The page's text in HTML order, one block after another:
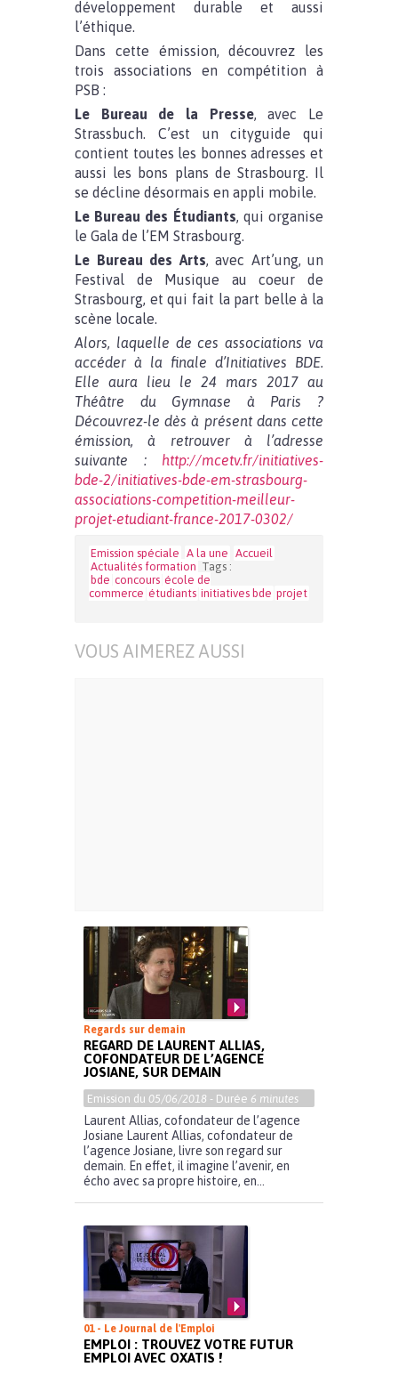
développement durable et aussi
l’éthique.
Dans cette émission, découvrez les
trois associations en compétition à
PSB :
Le Bureau de la Presse, avec Le
Strassbuch. C’est un cityguide qui
contient toutes les bonnes adresses et
aussi les bons plans de Strasbourg. Il
se décline désormais en appli mobile.
Le Bureau des Étudiants, qui organise
le Gala de l’EM Strasbourg.
Le Bureau des Arts, avec Art’ung, un
Festival de Musique au coeur de
Strasbourg, et qui fait la part belle à la
scène locale.
Alors, laquelle de ces associations va
accéder à la finale d’Initiatives BDE.
Elle aura lieu le 24 mars 2017 au
Théâtre du Gymnase à Paris ?
Découvrez-le dès à présent dans cette
émission,à retrouver à l’adresse
suivante : http://mcetv.fr/initiatives-
bde-2/initiatives-bde-em-strasbourg-
associations-competition-meilleur-
projet-etudiant-france-2017-0302/
Emission spéciale A la une Accueil
Actualités formation Tags :
bde concours école de
commerce étudiants initiatives bde projet
VOUS AIMEREZ AUSSI
Regards sur demain
REGARD DE LAURENT ALLIAS,
COFONDATEUR DE L’AGENCE
JOSIANE, SUR DEMAIN
Emission du 05/06/2018 - Durée 6 minutes
Laurent Allias, cofondateur de l’agence
Josiane Laurent Allias, cofondateur de
l’agence Josiane, livre son regard sur
demain. En effet, il imagine l’avenir, en
écho avec sa propre histoire, en...
01 - Le Journal de l'Emploi
EMPLOI : TROUVEZ VOTRE FUTUR
EMPLOI AVEC OXATIS !